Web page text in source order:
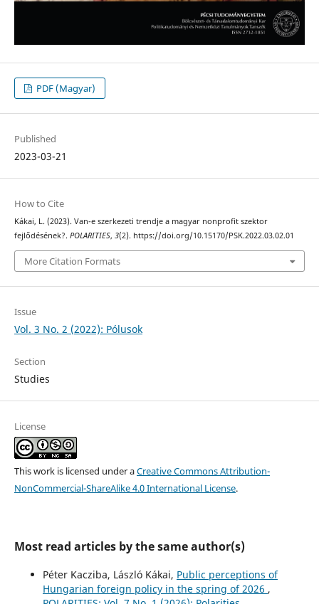
PDF (Magyar)
Published
2023-03-21
How to Cite
Kákai, L. (2023). Van-e szerkezeti trendje a magyar nonprofit szektor
fejlődésének?. POLARITIES, 3(2). https://doi.org/10.15170/PSK.2022.03.02.01
More Citation Formats
Issue
Vol. 3 No. 2 (2022): Pólusok
Section
Studies
License
This work is licensed under aCreative Commons Attribution-
NonCommercial-ShareAlike 4.0 International License.
Most read articles by the same author(s)
Péter Kacziba, László Kákai, Public perceptions of
Hungarian foreign policy in the spring of 2026 ,